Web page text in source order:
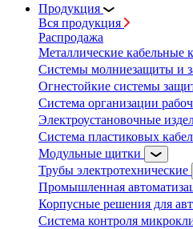
Продукция
Вся продукция
Распродажа
Металлические кабельные
Системы молниезащиты и
Огнестойкие системы
Система организации
Электроустановочные
Система пластиковых
Модульные щитки
Трубы электротехнические
Промышленная
Корпусные решения для
Система контроля